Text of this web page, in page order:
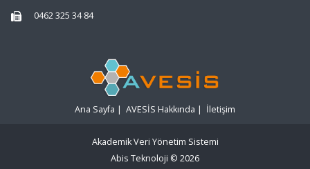
0462 325 34 84
Ana Sayfa | AVESİS Hakkında | İletişim
Akademik Veri Yönetim Sistemi
Abis Teknoloji © 2026